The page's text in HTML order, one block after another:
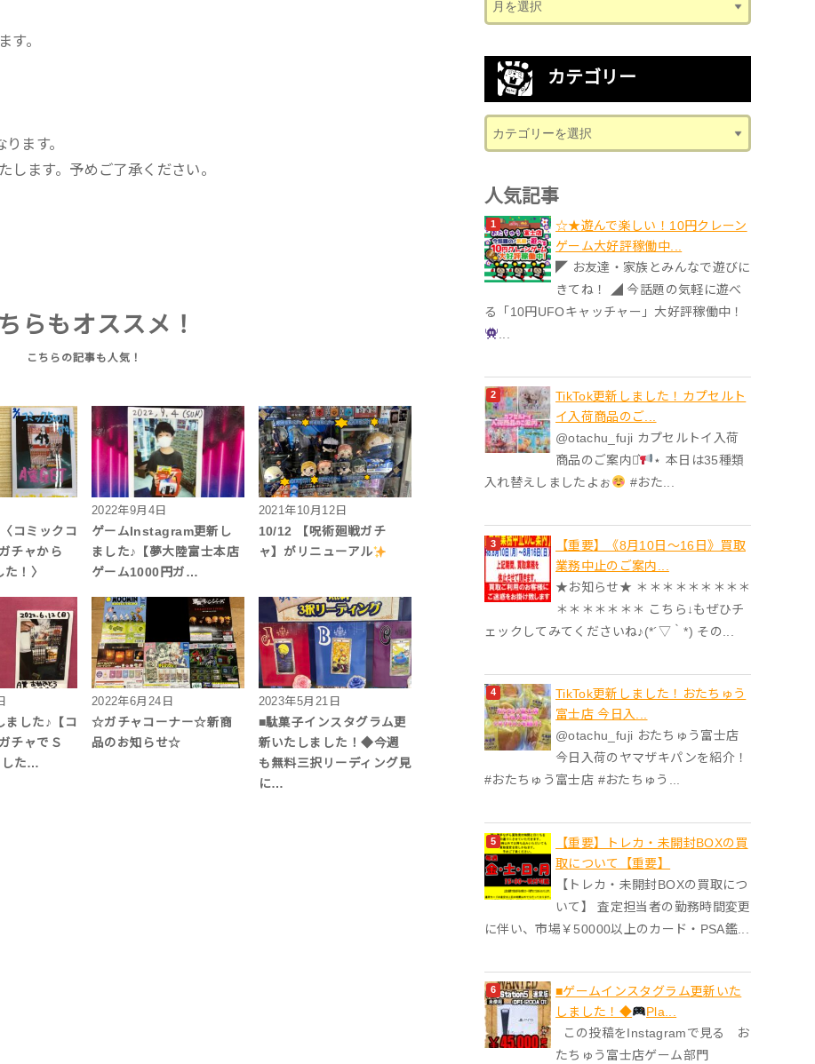
す。
ます。
します。予めご了承ください。
らもオススメ！
コミックコ
チャから
！〉
2022年9月4日
ゲームInstagram更新し
ました♪【夢大陸富士本店
ゲーム1000円ガ…
2021年10月12日
10/12 【呪術廻戦ガチ
ャ】がリニューアル
した♪【コ
チャでＳ
した…
2022年6月24日
☆ガチャコーナー☆新商
品のお知らせ☆
2023年5月21日
■駄菓子インスタグラム更
新いたしました！◆今週
も無料三択リーディング見
に…
カテゴリー
人気記事
☆★遊んで楽しい！10円クレーン
ゲーム大好評稼働中...
◤ お友達・家族とみんなで遊びに
きてね！ ◢ 今話題の気軽に遊べ
る「10円UFOキャッチャー」大好評稼働中！
TikTok更新しました！カプセルト
イ入荷商品のご...
@otachu_fuji カプセルトイ入荷
商品のご案内⋆͛
⋆ 本日は35種類
入れ替えしましたよぉ
#おた...
【重要】《8月10日～16日》買取
業務中止のご案内...
★お知らせ★ ＊＊＊＊＊＊＊＊＊
＊＊＊＊＊＊＊ こちら↓もぜひチ
ェックしてみてくださいね♪(*´▽｀*) その...
TikTok更新しました！おたちゅう
富士店 今日入...
@otachu_fuji おたちゅう富士店
今日入荷のヤマザキパンを紹介！
#おたちゅう富士店 #おたちゅう...
【重要】トレカ・未開封BOXの買
取について【重要】
【トレカ・未開封BOXの買取につ
いて】 査定担当者の勤務時間変更
に伴い、市場￥50000以上のカード・PSA鑑...
■ゲームインスタグラム更新いた
しました！◆
Pla...
この投稿をInstagramで見る お
たちゅう富士店ゲーム部門